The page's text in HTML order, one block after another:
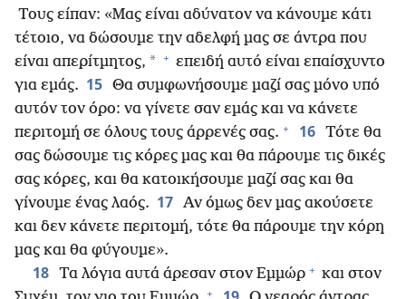
Τους είπαν: «Μας είναι αδύνατον να κάνουμε κάτι
τέτοιο, να δώσουμε την αδελφή μας σε άντρα που
είναι απερίτμητος, * + επειδή αυτό είναι επαίσχυντο
για εμάς. 15 Θα συμφωνήσουμε μαζί σας μόνο υπό
αυτόν τον όρο: να γίνετε σαν εμάς και να κάνετε
περιτομή σε όλους τους άρρενές σας. + 16 Τότε θα
σας δώσουμε τις κόρες μας και θα πάρουμε τις δικές
σας κόρες, και θα κατοικήσουμε μαζί σας και θα
γίνουμε ένας λαός. 17 Αν όμως δεν μας ακούσετε
και δεν κάνετε περιτομή, τότε θα πάρουμε την κόρη
μας και θα φύγουμε».
18 Τα λόγια αυτά άρεσαν στον Εμμώρ + και στον
+